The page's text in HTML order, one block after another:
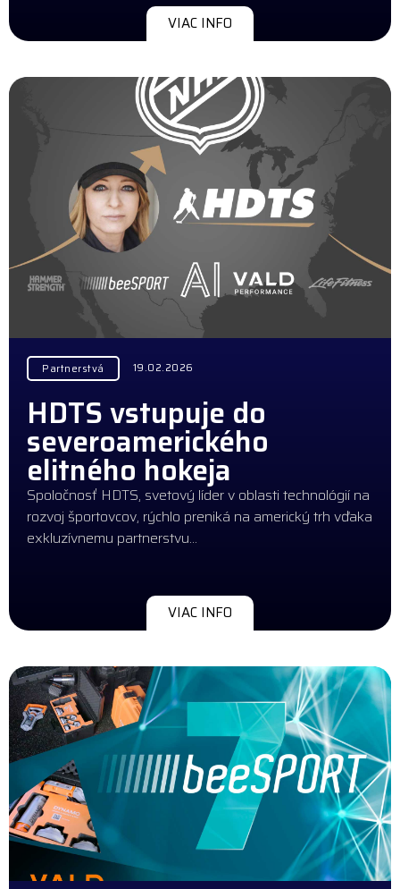
VIAC INFO
Partnerstvá 19.02.2026
HDTS vstupuje do
severoamerického
elitného hokeja
Spoločnosť HDTS, svetový líder v oblasti technológií na
rozvoj športovcov, rýchlo preniká na americký trh vďaka
exkluzívnemu partnerstvu…
VIAC INFO